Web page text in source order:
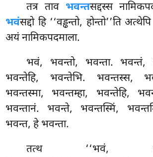
तत्र ताव भवन्तसद्दस्स
भवंसद्दो हि ‘‘वड्ढन्तो, होन्तो’’ति
अयं नामिकपदमाला.
भवं, भवन्तो, भवन्ता. भवन्तं,
भवन्तेहि, भवन्तेभि. भवन्तस्स,
भवन्तस्मा, भवन्तम्हा, भवन्तेहि,
भवन्तानं. भवन्ते, भवन्तस्मिं,
भवन्त, हे भवन्ता.
तत्थ ‘‘भवं,